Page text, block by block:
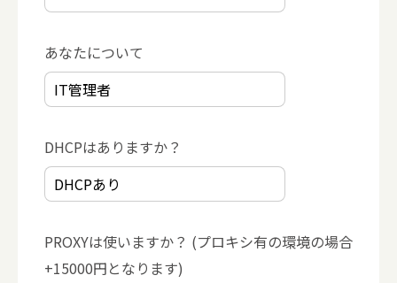
あなたについて
DHCPはありますか？
PROXYは使いますか？ (プロキシ有の環境の場合
+15000円となります)